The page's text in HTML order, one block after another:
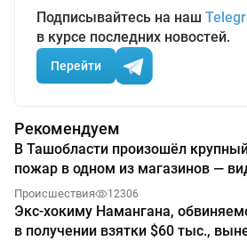
Подписывайтесь на наш
в курсе последних новостей.
Перейти
Рекомендуем
В Ташобласти произошёл
пожар в одном из магазинов —
Происшествия 12306
Экс-хокиму Намангана,
в получении взятки $60 тыс.,